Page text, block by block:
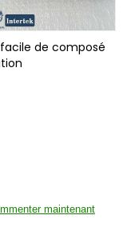
de composé
maintenant